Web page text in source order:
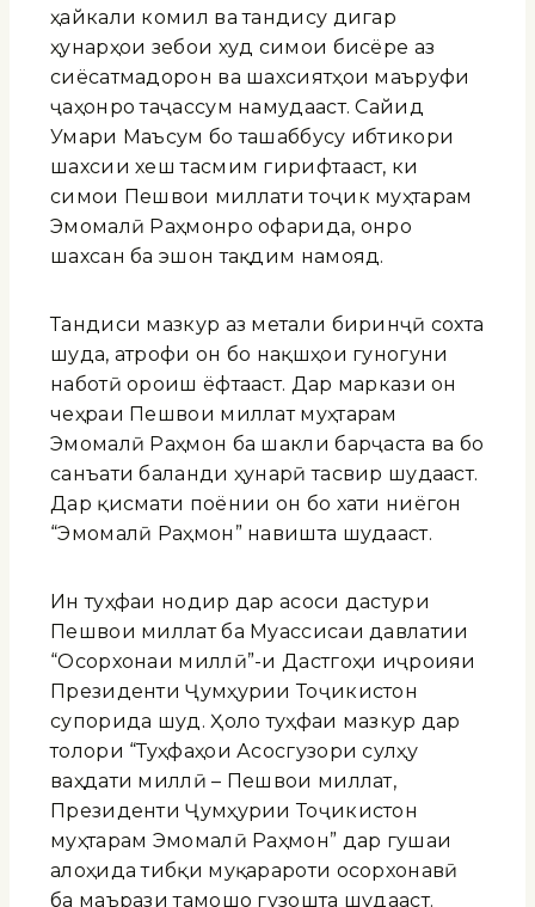
ҳайкали комил ва тандису дигар
ҳунарҳои зебои худ симои бисёре аз
сиёсатмадорон ва шахсиятҳои маъруфи
ҷаҳонро таҷассум намудааст. Сайид
Умари Маъсум бо ташаббусу ибтикори
шахсии хеш тасмим гирифтааст, ки
симои Пешвои миллати тоҷик муҳтарам
Эмомалӣ Раҳмонро офарида, онро
шахсан ба эшон тақдим намояд.
Тандиси мазкур аз метали биринҷӣ сохта
шуда, атрофи он бо нақшҳои гуногуни
наботӣ ороиш ёфтааст. Дар маркази он
чеҳраи Пешвои миллат муҳтарам
Эмомалӣ Раҳмон ба шакли барҷаста ва бо
санъати баланди ҳунарӣ тасвир шудааст.
Дар қисмати поёнии он бо хати ниёгон
“Эмомалӣ Раҳмон” навишта шудааст.
Ин туҳфаи нодир дар асоси дастури
Пешвои миллат ба Муассисаи давлатии
“Осорхонаи миллӣ”-и Дастгоҳи иҷроияи
Президенти Ҷумҳурии Тоҷикистон
супорида шуд. Ҳоло туҳфаи мазкур дар
толори “Туҳфаҳои Асосгузори сулҳу
ваҳдати миллӣ – Пешвои миллат,
Президенти Ҷумҳурии Тоҷикистон
муҳтарам Эмомалӣ Раҳмон” дар гушаи
алоҳида тибқи муқарароти осорхонавӣ
ба маърази тамошо гузошта шудааст.